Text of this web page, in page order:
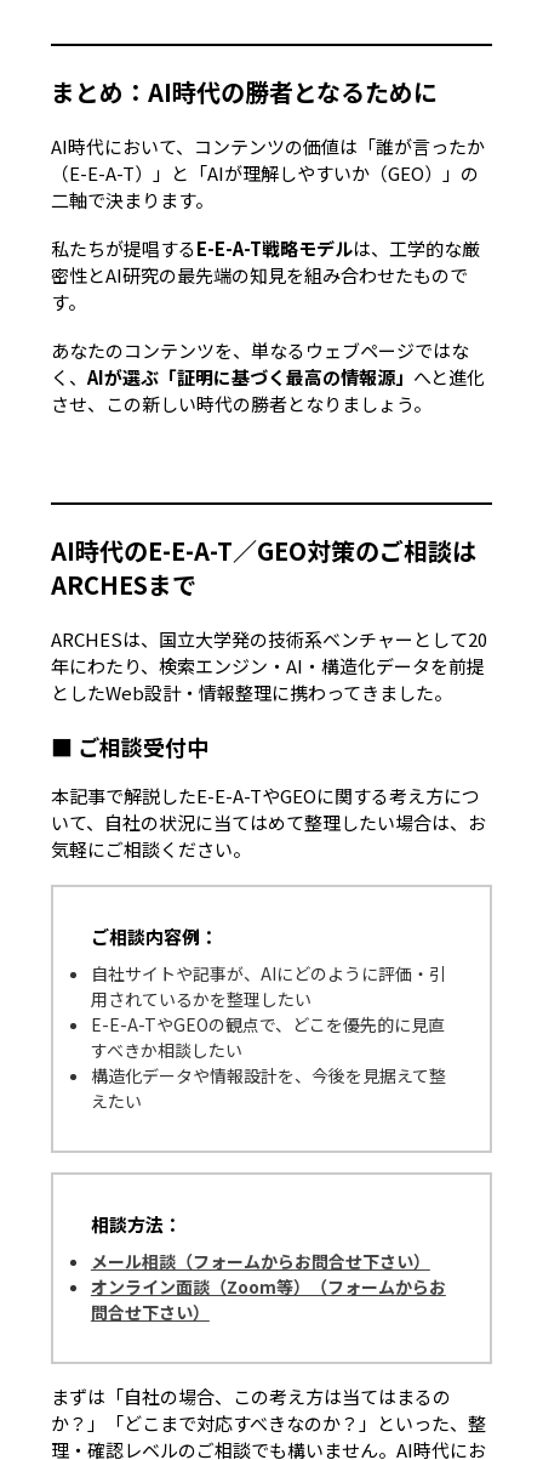
まとめ：AI時代の勝者となるために
AI時代において、コンテンツの価値は 「誰が言ったか
（E-E-A-T）」と「AIが理解しやすいか（GEO）」 の
二軸で決まります。
私たちが提唱するE-E-A-T戦略モデルは、工学的な厳
密性とAI研究の最先端の知見を組み合わせたもので
す。
あなたのコンテンツを、単なるウェブページではな
く、 AIが選ぶ「証明に基づく最高の情報源」 へと進化
させ、この新しい時代の勝者となりましょう。
AI時代のE-E-A-T／GEO対策のご相談は
ARCHESまで
ARCHESは、国立大学発の技術系ベンチャーとして20
年にわたり、検索エンジン・AI・構造化データを前提
としたWeb設計・情報整理に携わってきました。
■ ご相談受付中
本記事で解説したE-E-A-TやGEOに関する考え方につ
いて、自社の状況に当てはめて整理したい場合は、お
気軽にご相談ください。
ご相談内容例：
自社サイトや記事が、AIにどのように評価・引
用されているかを整理したい
E-E-A-TやGEOの観点で、どこを優先的に見直
すべきか相談したい
構造化データや情報設計を、今後を見据えて整
えたい
相談方法：
メール相談（フォームからお問合せ下さい）
オンライン面談（Zoom等）（フォームからお
問合せ下さい）
まずは「自社の場合、この考え方は当てはまるの
か？」「どこまで対応すべきなのか？」といった、整
理・確認レベルのご相談でも構いません。AI時代にお